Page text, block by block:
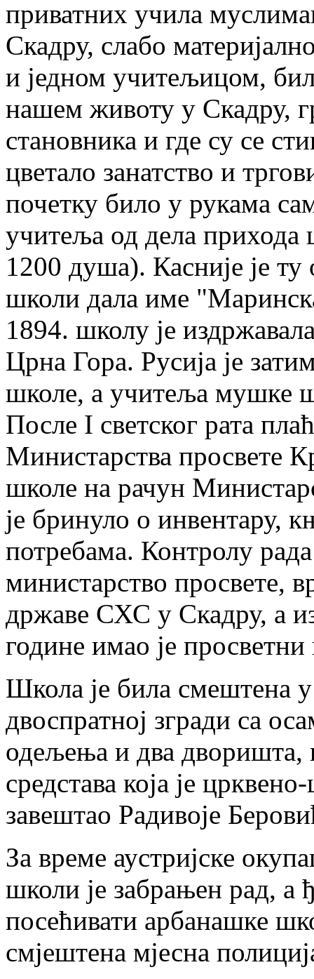
приватних учила
Скадру, слабо
и једном учитељицом,
нашем животу у Скадру,
становника и где су се
цветало занатство и
почетку било у рукама
учитеља од дела
1200 душа). Касније je ту
школи дала име
1894. школу je
Црна Гора. Русија je
школе, a учитеља мушке
После I светског рата
Министарства просвете
школе на рачун
je бринуло о инвентару,
потребама. Контролу
министарство просвете,
државе СХС у Скадру, а
године имао je
Школа je била смештена у
двоспратној згради са
одељења и два дворишта,
средстава која je
завештао Радивоје
За време аустријске
школи je забрањен рад, a
посећивати арбанашке
смјештена мјесна